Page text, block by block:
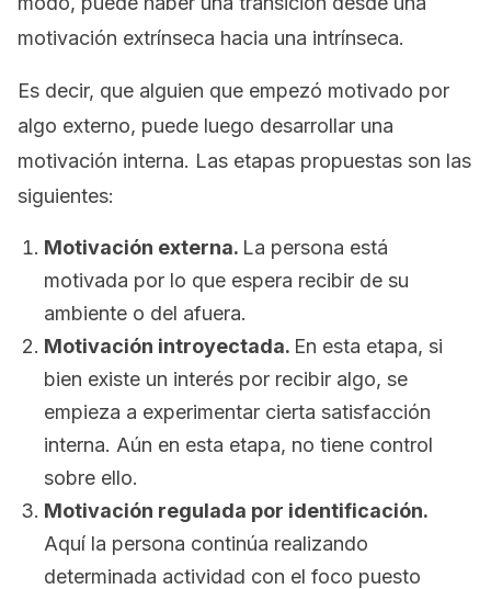
motivación extrínseca hacia una intrínseca.
Es decir, que alguien que empezó motivado por
algo externo, puede luego desarrollar una
motivación interna. Las etapas propuestas son las
siguientes:
Motivación externa. La persona está
motivada por lo que espera recibir de su
ambiente o del afuera.
Motivación introyectada. En esta etapa, si
bien existe un interés por recibir algo, se
empieza a experimentar cierta satisfacción
interna. Aún en esta etapa, no tiene control
sobre ello.
Motivación regulada por identificación.
Aquí la persona continúa realizando
determinada actividad con el foco puesto